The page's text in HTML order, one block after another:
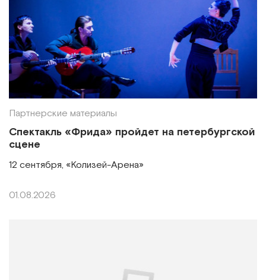
Партнерские материалы
Спектакль «Фрида» пройдет на петербургской
сцене
12 сентября, «Колизей-Арена»
01.08.2026